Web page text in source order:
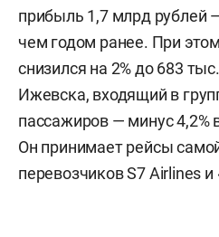
прибыль 1,7 млрд рублей
чем годом ранее. При
снизился на 2% до 683
Ижевска, входящий в
пассажиров — минус
Он принимает рейсы
перевозчиков S7 Airlines и